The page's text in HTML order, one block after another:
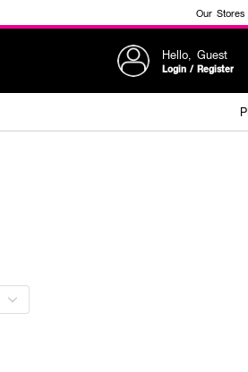
Our Stores
Hello, Guest
Login / Register